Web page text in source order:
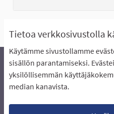
Tietoa verkkosivustolla
Käytämme sivustollamme
sisällön parantamiseksi.
yksilöllisemmän
median kanavista.
Äänestyksen pikaohjeet
Näin äänestät